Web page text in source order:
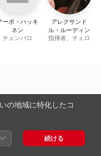
ーポ・ハッキ
ネン
チェンバロ
アレクサンド
ル・ルーディン
指揮者、チェロ
とプライバシー
ク
の地域に特化したコ
続ける